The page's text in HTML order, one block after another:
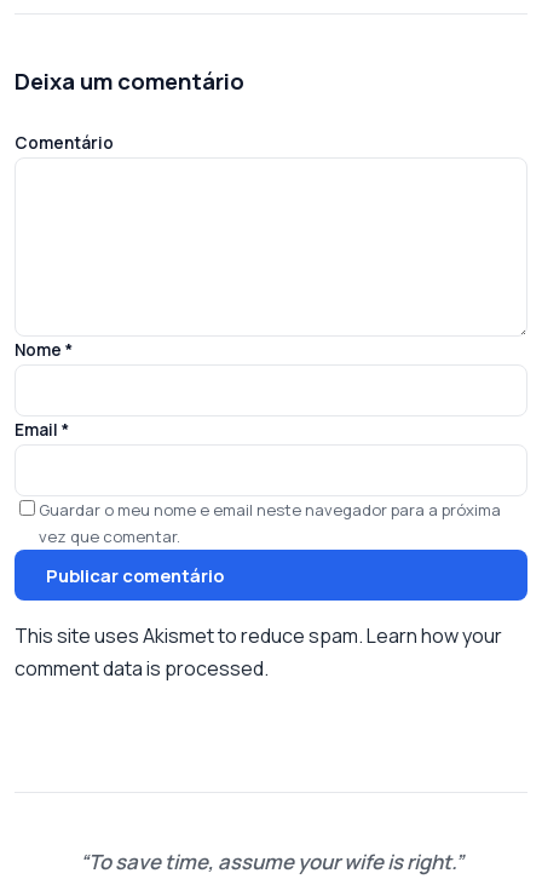
Deixa um comentário
Comentário
Nome *
Email *
Guardar o meu nome e email neste navegador para a próxima
vez que comentar.
This site uses Akismet to reduce spam.Learn how your
comment data is processed.
To save time, assume your wife is right.